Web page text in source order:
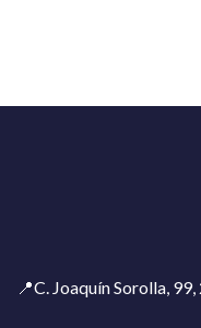
📍C. Joaquín Sorolla,